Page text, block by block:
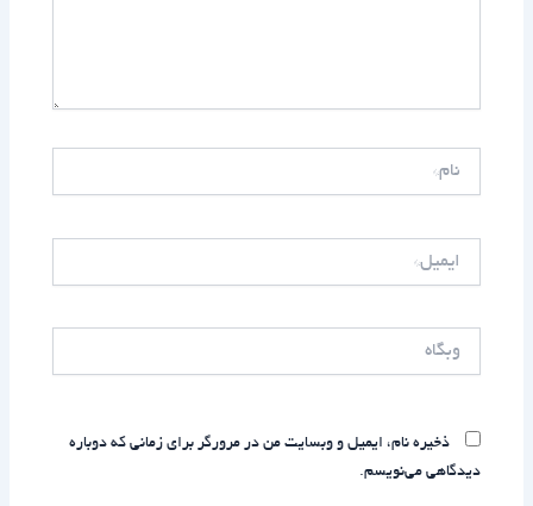
ذخیره نام، ایمیل و وبسایت من در مرورگر برای زمانی که دوباره
دیدگاهی می‌نویسم.